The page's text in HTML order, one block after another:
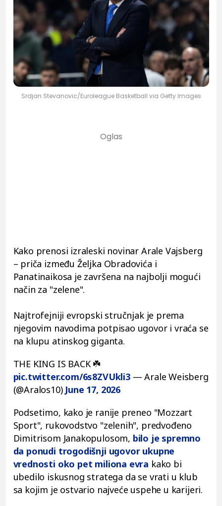
Srdjan Stevanovic/Euroleague Basketball via Getty Images
Kako prenosi izraleski novinar Arale Vajsberg
– priča između Željka Obradovića i
Panatinaikosa je završena na najbolji mogući
način za "zelene".
Najtrofejniji evropski stručnjak je prema
njegovim navodima potpisao ugovor i vraća se
na klupu atinskog giganta.
THE KING IS BACK ☘️
pic.twitter.com/6s8ZVUkli3— Arale Weisberg
(@Aralos10) June 17, 2026
Podsetimo, kako je ranije preneo "Mozzart
Sport", rukovodstvo "zelenih", predvođeno
Dimitrisom Janakopulosom, bilo je spremno
da ponudi trogodišnji ugovor ukupne
vrednosti oko pet miliona evra kako bi
ubedilo iskusnog stratega da se vrati u klub
sa kojim je ostvario najveće uspehe u karijeri.